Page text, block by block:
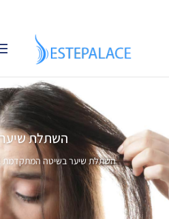
השתלת
השתלת שיער בשיטה המתקדמת